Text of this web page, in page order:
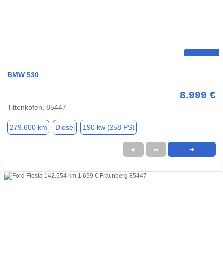
BMW 530
8.999 €
Tittenkofen, 85447
279.600 km Diesel 190 kw (258 PS)
★ ➦ ➜